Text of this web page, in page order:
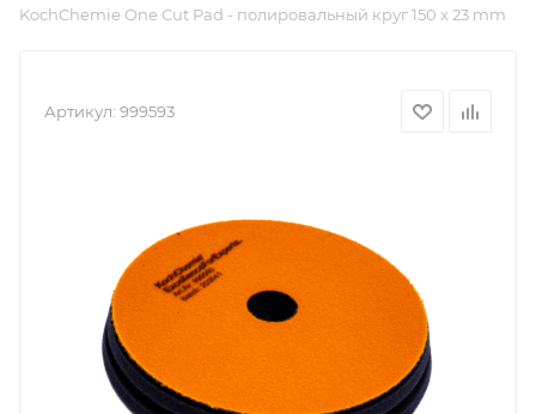
KochChemie One Cut Pad - полировальный круг 150 x 23 mm
Артикул: 999593